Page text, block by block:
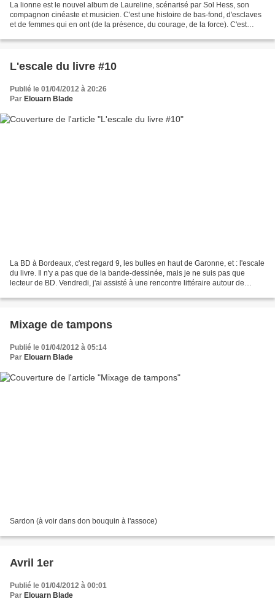
La lionne est le nouvel album de Laureline, scénarisé par Sol Hess, son
compagnon cinéaste et musicien. C'est une histoire de bas-fond, d'esclaves
et de femmes qui en ont (de la présence, du courage, de la force). C'est
L'escale du livre #10
Publié le 01/04/2012 à 20:26
Par Elouarn Blade
La BD à Bordeaux, c'est regard 9, les bulles en haut de Garonne, et : l'escale
du livre. Il n'y a pas que de la bande-dessinée, mais je ne suis pas que
lecteur de BD. Vendredi, j'ai assisté à une rencontre littéraire autour de
Mixage de tampons
Publié le 01/04/2012 à 05:14
Par Elouarn Blade
Sardon (à voir dans don bouquin à l'assoce)
Avril 1er
Publié le 01/04/2012 à 00:01
Par Elouarn Blade